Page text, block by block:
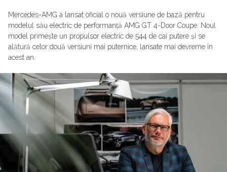
Mercedes-AMG a lansat oficial o nouă versiune de bază pentru
modelul său electric de performanță AMG GT 4-Door Coupe. Noul
model primește un propulsor electric de 544 de cai putere și se
alătură celor două versiuni mai puternice, lansate mai devreme în
acest an.